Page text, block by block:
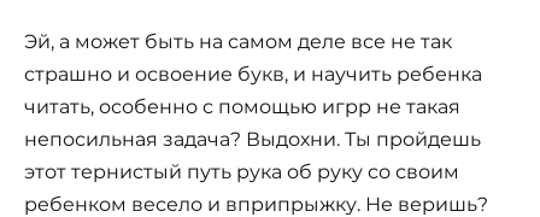
Эй, а может быть на самом деле все не так
страшно и освоение букв, и научить ребенка
читать, особенно с помощью игрр не такая
непосильная задача? Выдохни. Ты пройдешь
этот тернистый путь рука об руку со своим
ребенком весело и вприпрыжку. Не веришь?